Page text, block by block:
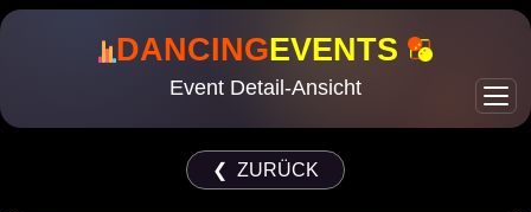
DANCINGEVENTS
Event Detail-Ansicht
❮ ZURÜCK